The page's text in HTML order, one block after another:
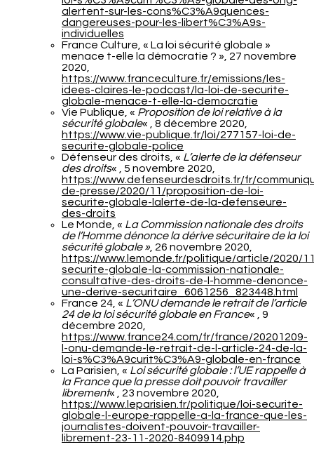
alertent-sur-les-cons%C3%A9quences-
dangereuses-pour-les-libert%C3%A9s-
individuelles
France Culture, « La loi sécurité globale »
menace t-elle la démocratie ? », 27 novembre
2020,
https://www.franceculture.fr/emissions/les-
idees-claires-le-podcast/la-loi-de-securite-
globale-menace-t-elle-la-democratie
Vie Publique, « Proposition de loi relative à la
sécurité globale« , 8 décembre 2020,
https://www.vie-publique.fr/loi/277157-loi-de-
securite-globale-police
Défenseur des droits, « L’alerte de la défenseur
des droits« , 5 novembre 2020,
https://www.defenseurdesdroits.fr/fr/
de-presse/2020/11/proposition-de-loi-
securite-globale-lalerte-de-la-defenseure-
des-droits
Le Monde, « La Commission nationale des droits
de l’Homme dénonce la dérive sécuritaire de la loi
sécurité globale », 26 novembre 2020,
https://www.lemonde.fr/politique/article/2020/
securite-globale-la-commission-nationale-
consultative-des-droits-de-l-homme-denonce-
une-derive-securitaire_6061256_823448.html
France 24, « L’ONU demande le retrait de l’article
24 de la loi sécurité globale en France« , 9
décembre 2020,
https://www.france24.com/fr/france/20201209-
l-onu-demande-le-retrait-de-l-article-24-de-la-
loi-s%C3%A9curit%C3%A9-globale-en-france
La Parisien, « Loi sécurité globale : l’UE rappelle à
la France que la presse doit pouvoir travailler
librement« , 23 novembre 2020,
https://www.leparisien.fr/politique/loi-securite-
globale-l-europe-rappelle-a-la-france-que-les-
journalistes-doivent-pouvoir-travailler-
librement-23-11-2020-8409914.php